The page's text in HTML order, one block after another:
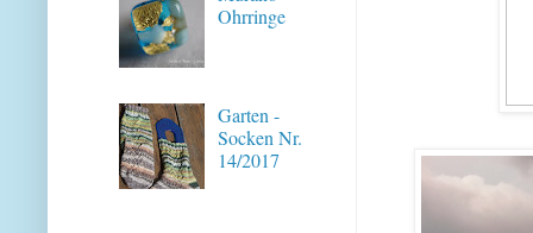
Ohrringe
Garten -
Socken Nr.
14/2017